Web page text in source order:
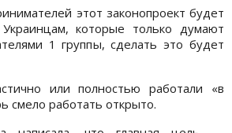
этот законопроект будет
которые только думают
1 группы, сделать это будет
или полностью работали «в
смело работать открыто.